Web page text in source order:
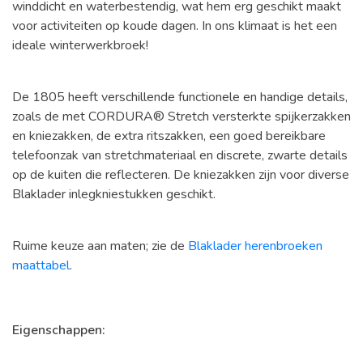
winddicht en waterbestendig, wat hem erg geschikt maakt
voor activiteiten op koude dagen. In ons klimaat is het een
ideale winterwerkbroek!
De 1805 heeft verschillende functionele en handige details,
zoals de met CORDURA® Stretch versterkte spijkerzakken
en kniezakken, de extra ritszakken, een goed bereikbare
telefoonzak van stretchmateriaal en discrete, zwarte details
op de kuiten die reflecteren. De kniezakken zijn voor diverse
Blaklader inlegkniestukken geschikt.
Ruime keuze aan maten; zie de Blaklader herenbroeken
maattabel.
Eigenschappen: